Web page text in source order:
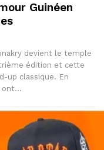
Guinéen
devient le temple
édition et cette
up classique. En
ont…